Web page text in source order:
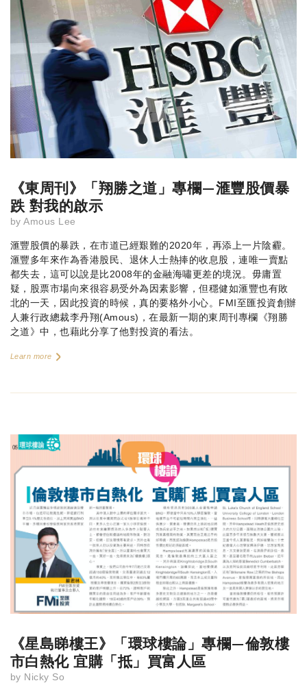
《東周刊》「翔勝之道」專欄—滙豐股價暴
跌 對我的啟示
by Amous Lee
滙豐股價的暴跌，在市道已經艱難的2020年，再添上一片陰霾。
滙豐多年來作為香港股民、退休人士熱捧的收息股，連唯一賣點
都失去，這可以說是比2008年的金融海嘯更差的境況。毋庸置
疑，股票市場向來很容易受外為因素影響，但穩健如滙豐也有敗
北的一天，因此投資的時候，真的要格外小心。FMI至匯投資創辦
人兼行政總裁李丹翔(Amous)，在最新一期的東周刊專欄《翔勝
之道》中，也藉此分享了他對投資的看法。
Learn more
《星島睇樓王》「環球樓論」專欄—倫敦樓
市白熱化 宜購「抵」買富人區
by Nicky So